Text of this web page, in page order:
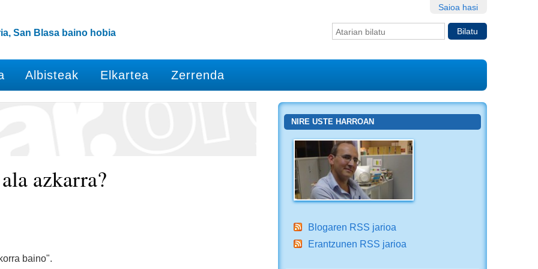
Saioa hasi
Bilatu atarian
San Blasa baino hobia
Albisteak Elkartea Zerrenda
azkarra?
baino".
NIRE USTE HARROAN
Blogaren RSS jarioa
Erantzunen RSS jarioa